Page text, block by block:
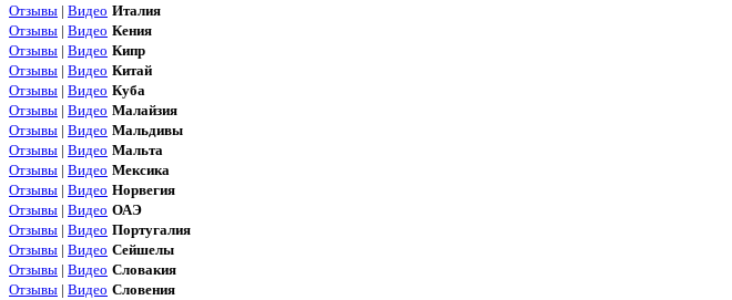
Отзывы | Видео Италия
Отзывы | Видео Кения
Отзывы | Видео Кипр
Отзывы | Видео Китай
Отзывы | Видео Куба
Отзывы | Видео Малайзия
Отзывы | Видео Мальдивы
Отзывы | Видео Мальта
Отзывы | Видео Мексика
Отзывы | Видео Норвегия
Отзывы | Видео ОАЭ
Отзывы | Видео Португалия
Отзывы | Видео Сейшелы
Отзывы | Видео Словакия
Отзывы | Видео Словения